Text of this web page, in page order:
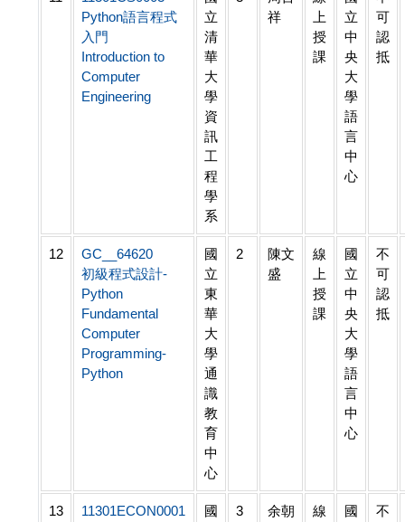
Python語言程式
入門
Introduction to
Computer
Engineering
立
清
華
大
學
資
訊
工
程
學
系
祥
上
授
課
立
中
央
大
學
語
言
中
心
可
認
抵
12
GC__64620
初級程式設計-
Python
Fundamental
Computer
Programming-
Python
國
立
東
華
大
學
通
識
教
育
中
心
2
陳文
盛
線
上
授
課
國
立
中
央
大
學
語
言
中
心
不
可
認
抵
13
11301ECON0001
國
3
余朝
線
國
不